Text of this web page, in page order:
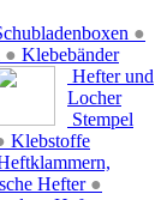
●
● Klebebänder
Hefter und
Locher
Hefter ●
Stempel
Klebstoffe